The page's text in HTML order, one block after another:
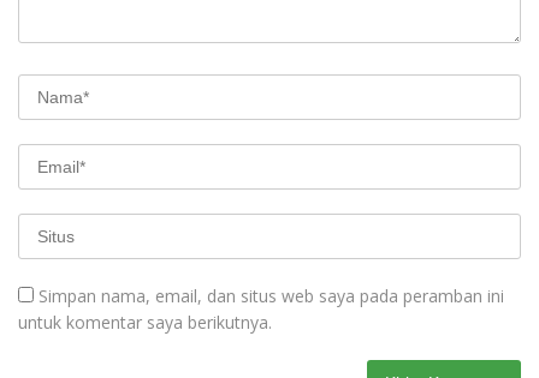
Simpan nama, email, dan situs web saya pada peramban ini
untuk komentar saya berikutnya.